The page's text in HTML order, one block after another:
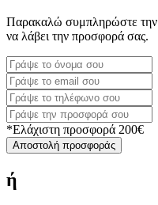
Παρακαλώ συμπληρώστε
να λάβει την προσφορά σας.
*Ελάχιστη προσφορά 200€
Αποστολή προσφοράς
ή